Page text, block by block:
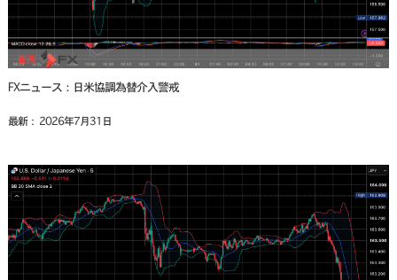
FXニュース：日米協調為替介入警戒
最新： 2026年7月31日